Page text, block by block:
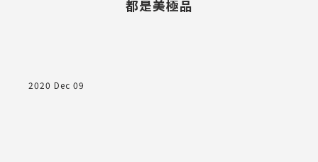
都是美極品
2020 Dec 09